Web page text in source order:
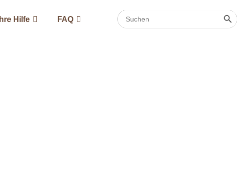
Ihre Hilfe FAQ
Search
for: